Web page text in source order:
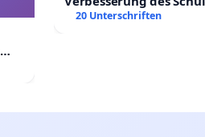
20 Unterschriften